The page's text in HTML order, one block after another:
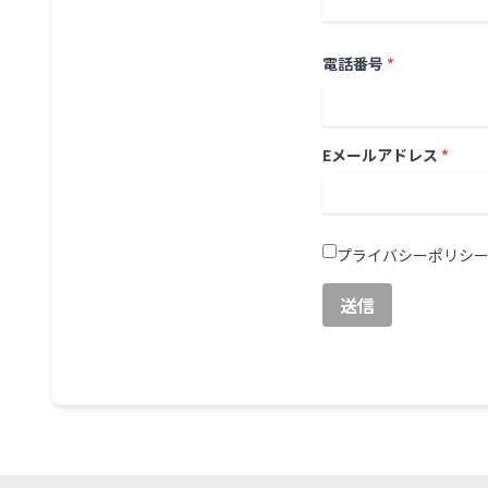
電話番号 *
Eメールアドレス *
プライバシーポリシー
送信